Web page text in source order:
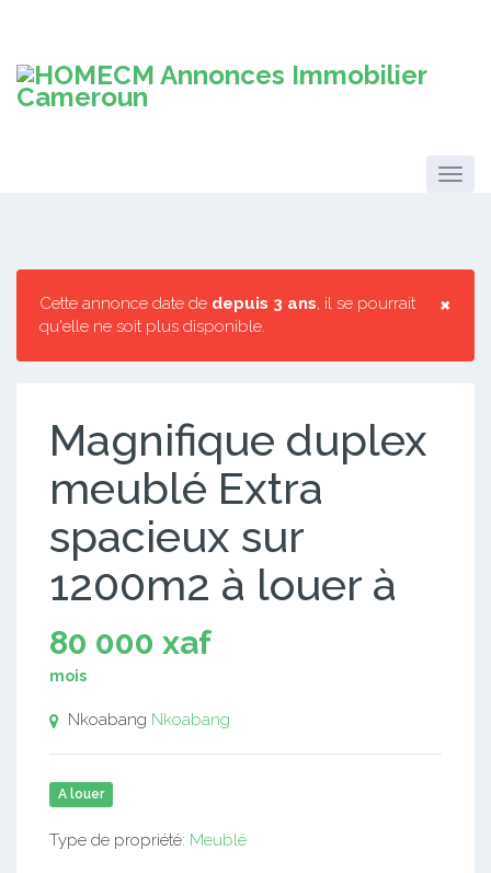
×
Cette annonce date de depuis 3 ans, il se pourrait
qu'elle ne soit plus disponible.
Magnifique duplex
meublé Extra
spacieux sur
1200m2 à louer à
80 000 xaf
mois
Nkoabang Nkoabang
A louer
Type de propriété: Meublé